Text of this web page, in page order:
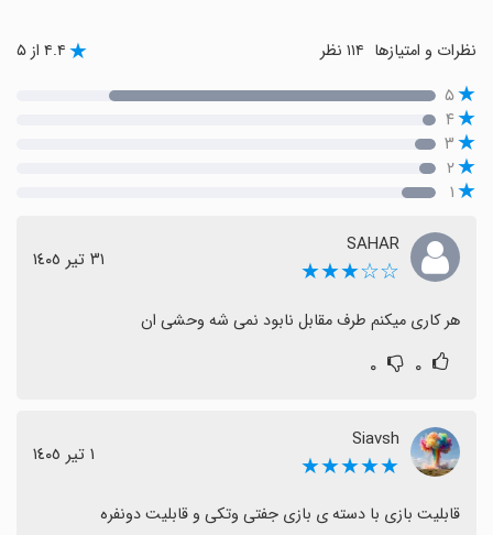
نظرات و امتیازها ۴.۴ از ۵
۵
۴
۳
۲
۱
SAHAR
☆☆★★★ ٣١ تیر ١٤٠٥
هر کاری میکنم طرف مقابل نابود نمی شه وحشی ان
۰ ۰
Siavsh
★★★★★ ١ تیر ١٤٠٥
قابلیت بازی با دسته ی بازی جفتی وتکی و قابلیت دونفره